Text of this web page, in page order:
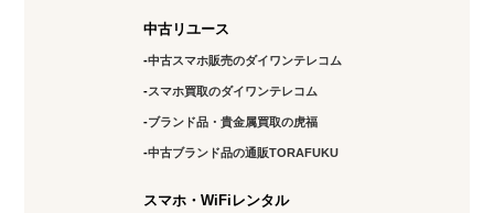
中古リユース
中古スマホ販売のダイワンテレコム
スマホ買取のダイワンテレコム
ブランド品・貴金属買取の虎福
中古ブランド品の通販TORAFUKU
スマホ・WiFiレンタル